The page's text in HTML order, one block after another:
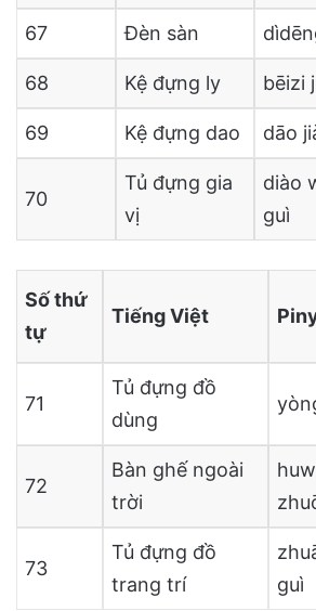
67 Đèn sàn
68 Kệ đựng ly bēizi
69 Kệ đựng dao dāo
70
Tủ đựng gia
vị
diào
guì
Số thứ
tự
Tiếng Việt
71
Tủ đựng đồ
dùng
72
Bàn ghế ngoài
trời
73
Tủ đựng đồ
trang trí
guì